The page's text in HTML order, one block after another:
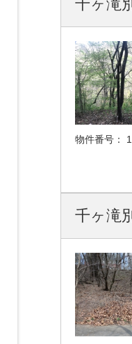
千ヶ滝
物件番号：
千ヶ滝